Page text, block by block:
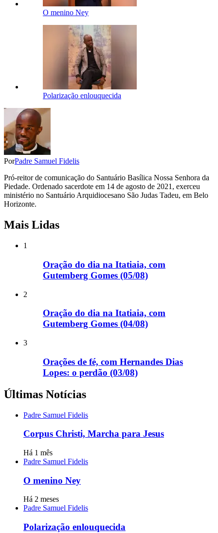
O menino Ney
Polarização enlouquecida
PorPadre Samuel Fidelis
Pró-reitor de comunicação do Santuário Basílica Nossa Senhora da
Piedade. Ordenado sacerdote em 14 de agosto de 2021, exerceu
ministério no Santuário Arquidiocesano São Judas Tadeu, em Belo
Horizonte.
Mais Lidas
1
Oração do dia na Itatiaia, com
Gutemberg Gomes (05/08)
2
Oração do dia na Itatiaia, com
Gutemberg Gomes (04/08)
3
Orações de fé, com Hernandes Dias
Lopes: o perdão (03/08)
Últimas Notícias
Padre Samuel Fidelis
Corpus Christi, Marcha para Jesus
Há 1 mês
Padre Samuel Fidelis
O menino Ney
Há 2 meses
Padre Samuel Fidelis
Polarização enlouquecida